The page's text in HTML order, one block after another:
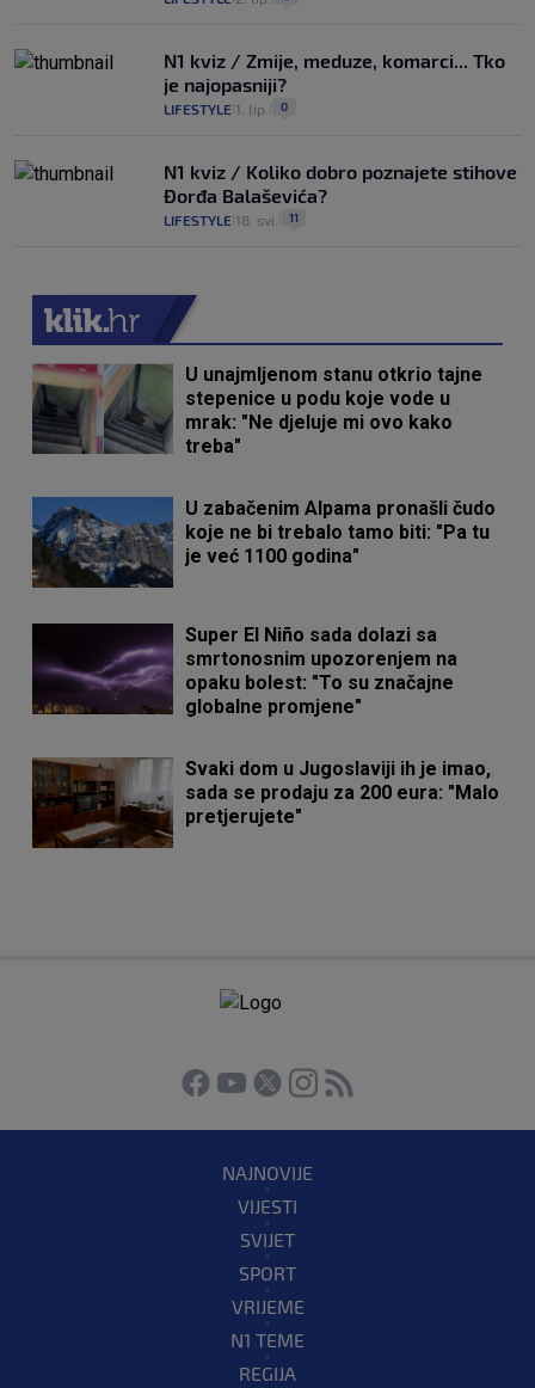
N1 kviz / Zmije, meduze, komarci... Tko
je najopasniji?
LIFESTYLE 1. lip. 0
N1 kviz / Koliko dobro poznajete stihove
Đorđa Balaševića?
LIFESTYLE 18. svi. 11
U unajmljenom stanu otkrio tajne
stepenice u podu koje vode u
mrak: "Ne djeluje mi ovo kako
treba"
U zabačenim Alpama pronašli čudo
koje ne bi trebalo tamo biti: "Pa tu
je već 1100 godina"
Super El Niño sada dolazi sa
smrtonosnim upozorenjem na
opaku bolest: "To su značajne
globalne promjene"
Svaki dom u Jugoslaviji ih je imao,
sada se prodaju za 200 eura: "Malo
pretjerujete"
NAJNOVIJE
VIJESTI
SVIJET
SPORT
VRIJEME
N1 TEME
REGIJA